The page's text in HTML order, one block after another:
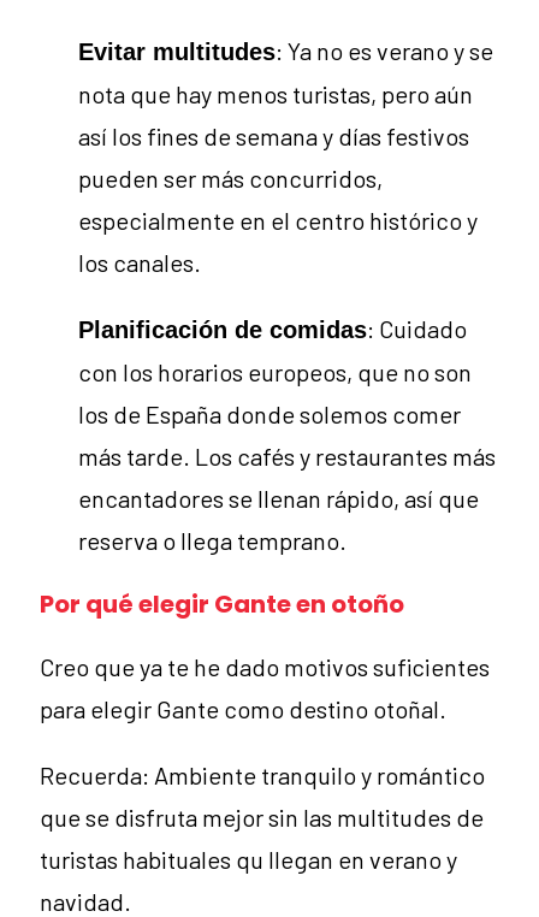
Evitar multitudes: Ya no es verano y se
nota que hay menos turistas, pero aún
así los fines de semana y días festivos
pueden ser más concurridos,
especialmente en el centro histórico y
los canales.
Planificación de comidas: Cuidado
con los horarios europeos, que no son
los de España donde solemos comer
más tarde. Los cafés y restaurantes más
encantadores se llenan rápido, así que
reserva o llega temprano.
Por qué elegir Gante en otoño
Creo que ya te he dado motivos suficientes
para elegir Gante como destino otoñal.
Recuerda: Ambiente tranquilo y romántico
que se disfruta mejor sin las multitudes de
turistas habituales qu llegan en verano y
navidad.